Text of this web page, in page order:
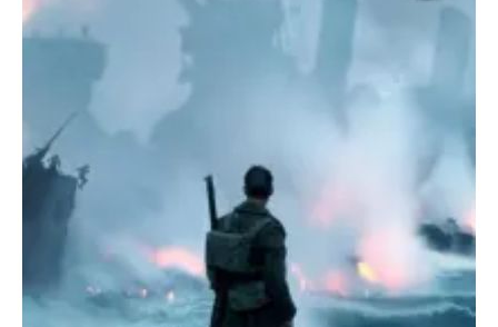
O poveste in care sexul se
confunda cu dragostea,
cinismul cu idealismul si
poezia cu umorul.